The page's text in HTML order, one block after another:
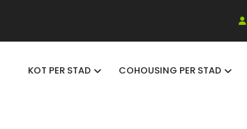
KOT PER STAD COHOUSING PER STAD